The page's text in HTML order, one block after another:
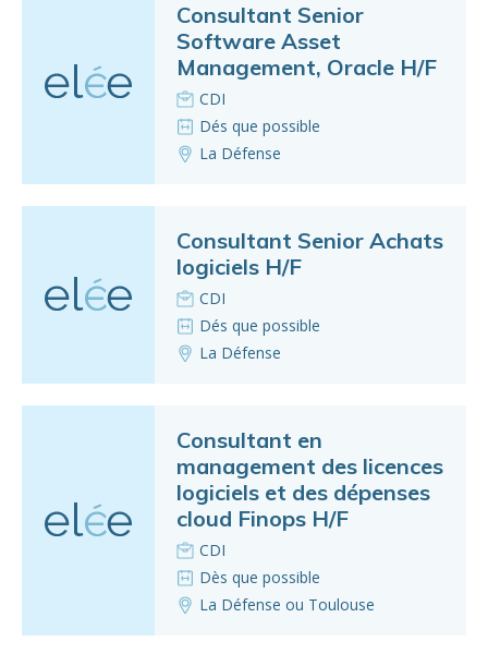
Consultant Senior
Software Asset
Management, Oracle H/F
CDI
Dés que possible
La Défense
Consultant Senior Achats
logiciels H/F
CDI
Dés que possible
La Défense
Consultant en
management des licences
logiciels et des dépenses
cloud Finops H/F
CDI
Dès que possible
La Défense ou Toulouse